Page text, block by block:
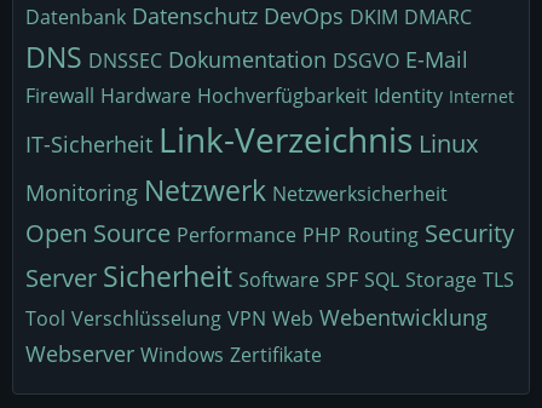
Datenbank Datenschutz DevOps DKIM DMARC
DNS DNSSEC Dokumentation DSGVO E-Mail
Firewall Hardware Hochverfügbarkeit Identity Internet
IT-Sicherheit Link-Verzeichnis Linux
Monitoring Netzwerk Netzwerksicherheit
Open Source Performance PHP Routing Security
Server Sicherheit Software SPF SQL Storage TLS
Tool Verschlüsselung VPN Web Webentwicklung
Webserver Windows Zertifikate